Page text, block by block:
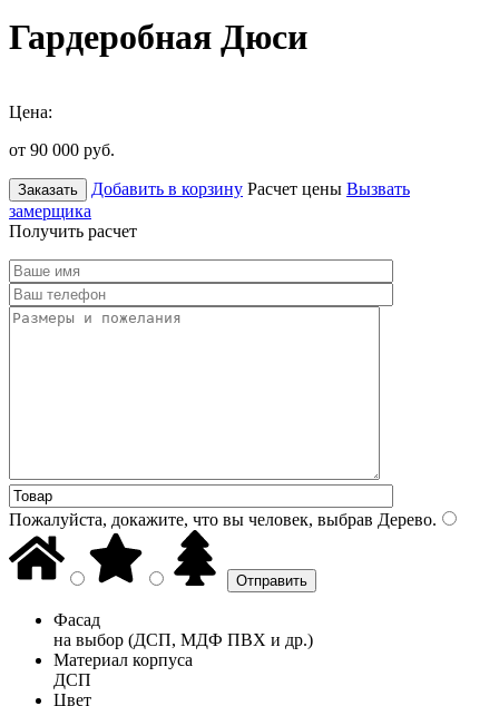
Гардеробная Дюси
Цена:
от 90 000 руб.
Заказать Добавить в корзину Расчет цены Вызвать
замерщика
Получить расчет
Пожалуйста, докажите, что вы человек, выбрав Дерево.
Фасад
на выбор (ДСП, МДФ ПВХ и др.)
Материал корпуса
ДСП
Цвет